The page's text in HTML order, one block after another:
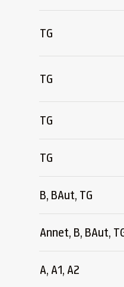
TG
TG
TG
TG
B, BAut, TG
Annet, B, BAut,
A, A1, A2